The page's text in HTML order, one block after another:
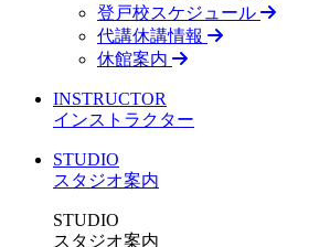
登戸校スケジュール
代講休講情報
休館案内
INSTRUCTOR
インストラクター
STUDIO
スタジオ案内
STUDIO
スタジオ案内